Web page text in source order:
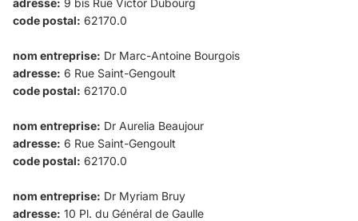
adresse: 9 bis Rue Victor Dubourg
code postal: 62170.0
nom entreprise: Dr Marc-Antoine Bourgois
adresse: 6 Rue Saint-Gengoult
code postal: 62170.0
nom entreprise: Dr Aurelia Beaujour
adresse: 6 Rue Saint-Gengoult
code postal: 62170.0
nom entreprise: Dr Myriam Bruy
adresse: 10 Pl. du Général de Gaulle